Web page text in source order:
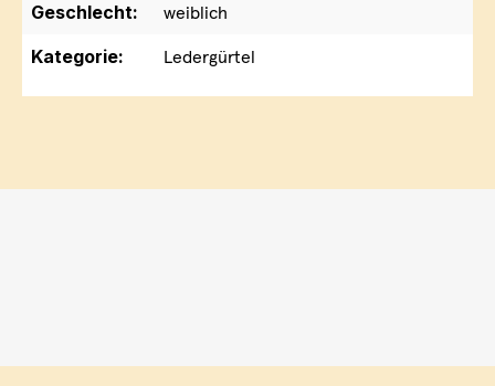
Geschlecht:
weiblich
Kategorie:
Ledergürtel